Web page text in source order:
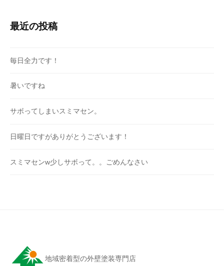
最近の投稿
毎日全力です！
暑いですね
サボってしまいスミマセン。
日曜日ですがありがとうございます！
スミマセンw少しサボって。。ごめんなさい
地域密着型の外壁塗装専門店